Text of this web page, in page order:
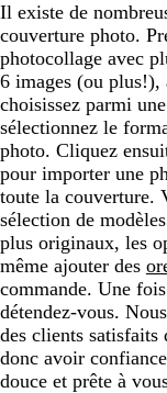
Il existe de
couverture photo.
photocollage avec
6 images (ou plus!),
choisissez parmi
sélectionnez le
photo. Cliquez
pour importer une
toute la couverture.
sélection de
plus originaux, les
même ajouter des
commande. Une
détendez-vous.
des clients satisfaits
donc avoir
douce et prête à